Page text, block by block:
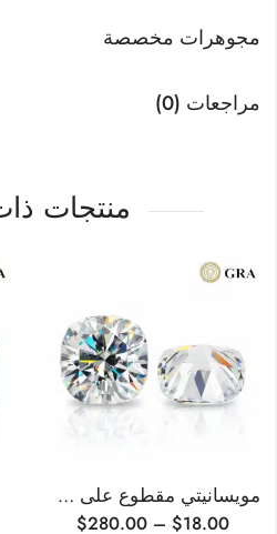
مجوهرات مخصصة
مراجعات (0)
منتجات
مويسانيتي مقطوع على شكل وسادة
$18.00
–
$280.00